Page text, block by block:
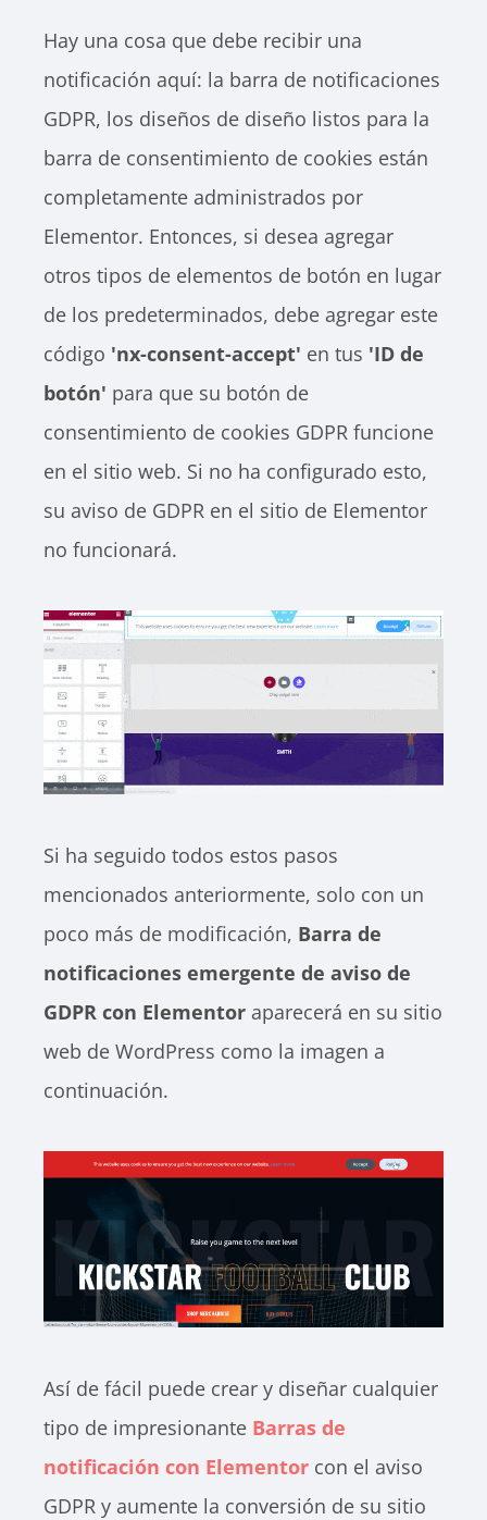
Hay una cosa que debe recibir una
notificación aquí: la barra de notificaciones
GDPR, los diseños de diseño listos para la
barra de consentimiento de cookies están
completamente administrados por
Elementor. Entonces, si desea agregar
otros tipos de elementos de botón en lugar
de los predeterminados, debe agregar este
código 'nx-consent-accept' en tus 'ID de
botón' para que su botón de
consentimiento de cookies GDPR funcione
en el sitio web. Si no ha configurado esto,
su aviso de GDPR en el sitio de Elementor
no funcionará.
Si ha seguido todos estos pasos
mencionados anteriormente, solo con un
poco más de modificación, Barra de
notificaciones emergente de aviso de
GDPR con Elementor aparecerá en su sitio
web de WordPress como la imagen a
continuación.
Así de fácil puede crear y diseñar cualquier
tipo de impresionante Barras de
notificación con Elementor con el aviso
GDPR y aumente la conversión de su sitio